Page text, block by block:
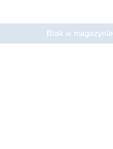
Brak w magazynie